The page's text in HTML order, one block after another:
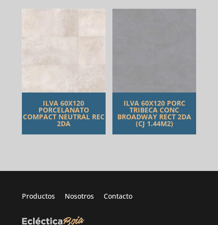
ILVA 60X120
PORCELANATO
COMPACT NEUTRAL REC
2DA
ILVA 60X120 PORC
TRIBECA CONC
BROADWAY RECT 2DA
(CJ 1.44M2)
Productos Nosotros Contacto